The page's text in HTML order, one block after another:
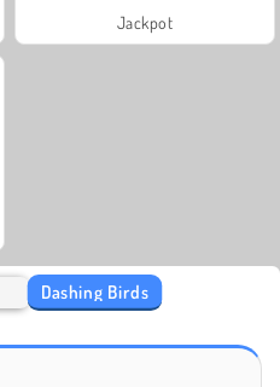
Jackpot
Dashing Birds